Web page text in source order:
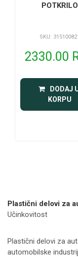
POTKRILO
SKU:
2330.00
DODAJ
KORPU
Plastični delovi za
Učinkovitost
Plastični delovi za
automobilske